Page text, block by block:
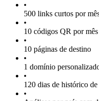
•
500 links curtos por
•
10 códigos QR por mês
•
10 páginas de destino
•
1 domínio
•
120 dias de histórico de
•